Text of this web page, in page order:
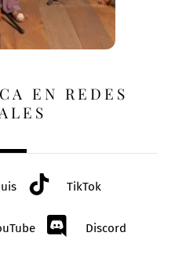
EN REDES
TikTok
Discord